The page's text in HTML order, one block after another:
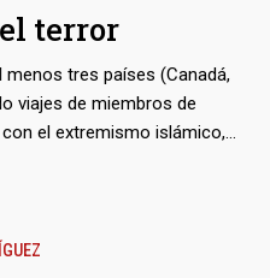
terror
tres países (Canadá,
viajes de miembros de
el extremismo islámico,
de agentes encubiertos
con La Habana en